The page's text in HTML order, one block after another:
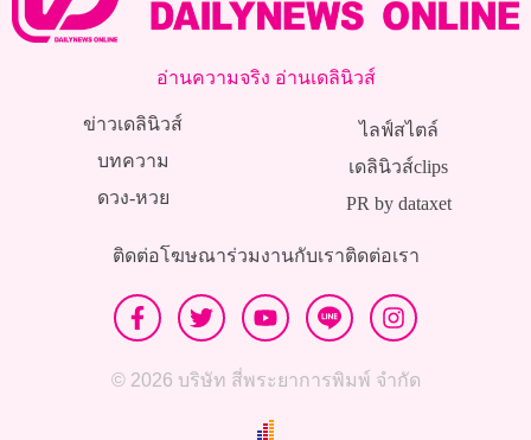
อ่านความจริง อ่านเดลินิวส์
ข่าวเดลินิวส์
บทความ
ดวง-หวย
ไลฟ์สไตล์
เดลินิวส์clips
PR by dataxet
ติดต่อโฆษณาร่วมงานกับเราติดต่อเรา
© 2026 บริษัท สี่พระยาการพิมพ์ จำกัด